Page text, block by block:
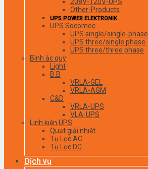
Other-Products
UPS POWER ELEKTRONIK
UPS Socomec
UPS single/single-phase
UPS three/single phase
UPS three/three phase
Bình ắc quy
Light
B.B
VRLA-GEL
VRLA-AGM
C&D
VRLA-UPS
VLA-UPS
Linh kiện UPS
Quạt giải nhiệt
Tụ Lọc AC
Tụ Lọc DC
Dịch vụ